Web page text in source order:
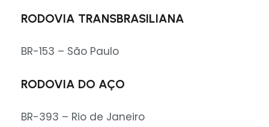
RODOVIA TRANSBRASILIANA
BR-153 – São Paulo
RODOVIA DO AÇO
BR-393 – Rio de Janeiro